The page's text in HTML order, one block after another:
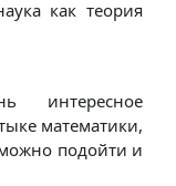
как теория
математики,
подойти и